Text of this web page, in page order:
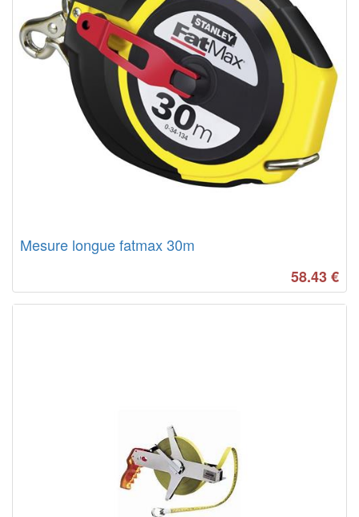
Mesure longue fatmax 30m
58.43€